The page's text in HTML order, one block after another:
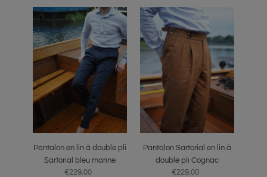
Pantalon
en
lin
à
double
Sartorial
marine
Pantalon en lin à double pli
Sartorial bleu marine
Prix
€229,00
Pantalon
Sartorial
en
lin
double
pli
Cognac
Pantalon Sartorial en lin à
double pli Cognac
Prix
€229,00